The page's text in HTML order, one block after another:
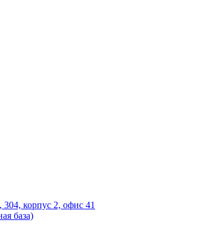
корпус 2, офис 41
база)